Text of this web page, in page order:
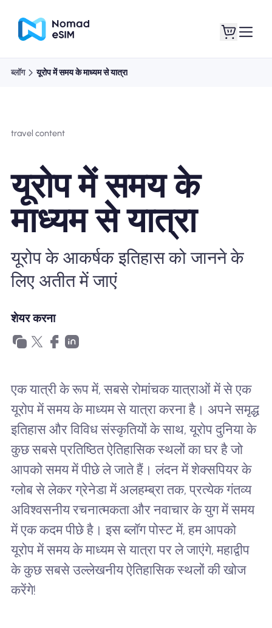
दुकान की योजना
ई-सिम के बारे में
खानाबदोश eSIM क्यों
eSIM का उपयोग करना
व्यापार के लिए
ब्लॉग यूरोप में समय के माध्यम से यात्रा
travel content
यूरोप में समय के
माध्यम से यात्रा
यूरोप के आकर्षक इतिहास को जानने के
लिए अतीत में जाएं
शेयर करना
एक यात्री के रूप में, सबसे रोमांचक यात्राओं में से एक
यूरोप में समय के माध्यम से यात्रा करना है। अपने समृद्ध
इतिहास और विविध संस्कृतियों के साथ, यूरोप दुनिया के
कुछ सबसे प्रतिष्ठित ऐतिहासिक स्थलों का घर है जो
आपको समय में पीछे ले जाते हैं। लंदन में शेक्सपियर के
ग्लोब से लेकर ग्रेनेडा में अलहम्ब्रा तक, प्रत्येक गंतव्य
अविश्वसनीय रचनात्मकता और नवाचार के युग में समय
में एक कदम पीछे है। इस ब्लॉग पोस्ट में, हम आपको
यूरोप में समय के माध्यम से यात्रा पर ले जाएंगे, महाद्वीप
के कुछ सबसे उल्लेखनीय ऐतिहासिक स्थलों की खोज
करेंगे!